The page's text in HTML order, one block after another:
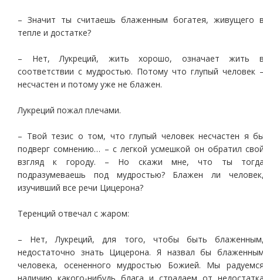
– Значит ты считаешь блаженным богатея, живущего
тепле и достатке?
– Нет, Лукреций, жить хорошо, означает жить
соответствии с мудростью. Потому что глупый человек
несчастен и потому уже не блажен.
Лукреций пожал плечами.
– Твой тезис о том, что глупый человек несчастен я
подверг сомнению… – с легкой усмешкой он обратил
взгляд к городу. – Но скажи мне, что ты
подразумеваешь под мудростью? Блажен ли
изучивший все речи Цицерона?
Теренций отвечал с жаром:
– Нет, Лукреций, для того, чтобы быть
недостаточно знать Цицерона. Я назвал бы
человека, осененного мудростью Божией. Мы